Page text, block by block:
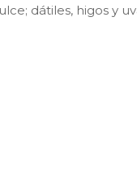
dátiles, higos y